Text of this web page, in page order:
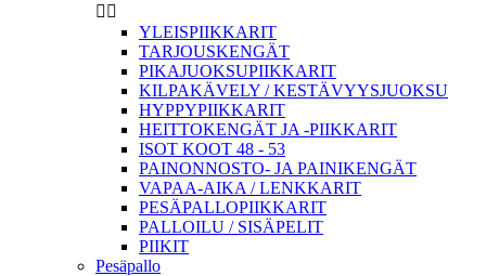
 
YLEISPIIKKARIT
TARJOUSKENGÄT
PIKAJUOKSUPIIKKARIT
KILPAKÄVELY / KESTÄVYYSJUOKSU
HYPPYPIIKKARIT
HEITTOKENGÄT JA -PIIKKARIT
ISOT KOOT 48 - 53
PAINONNOSTO- JA PAINIKENGÄT
VAPAA-AIKA / LENKKARIT
PESÄPALLOPIIKKARIT
PALLOILU / SISÄPELIT
PIIKIT
Pesäpallo